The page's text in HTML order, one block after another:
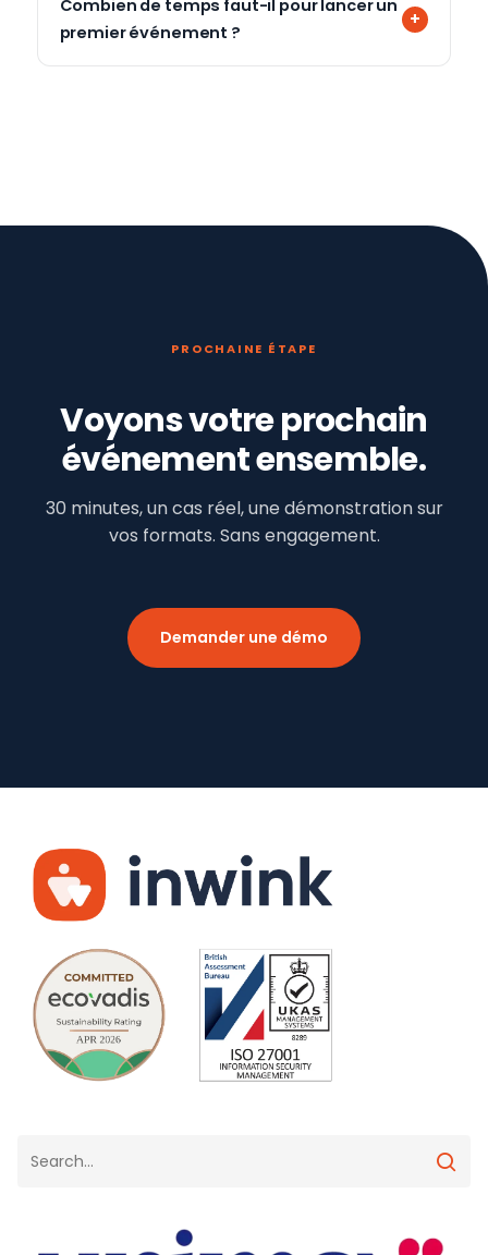
Combien de temps faut-il pour lancer un
premier événement ?
PROCHAINE ÉTAPE
Voyons votre prochain
événement ensemble.
30 minutes, un cas réel, une démonstration sur
vos formats. Sans engagement.
Demander une démo